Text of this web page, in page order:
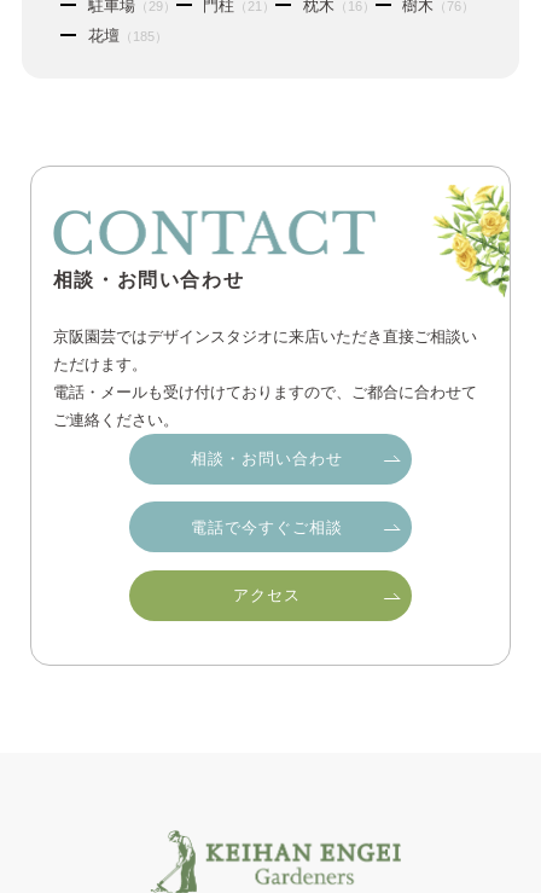
駐車場（29） 門柱 （21） 枕木 （16） 樹木 （76）
花壇 （185）
相談・お問い合わせ
京阪園芸ではデザインスタジオに来店いただき直接ご相談い
ただけます。
電話・メールも受け付けておりますので、ご都合に合わせて
ご連絡ください。
相談・お問い合わせ
電話で今すぐご相談
アクセス